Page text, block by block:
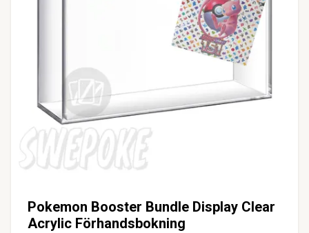
Pokemon Booster Bundle Display Clear
Acrylic Förhandsbokning